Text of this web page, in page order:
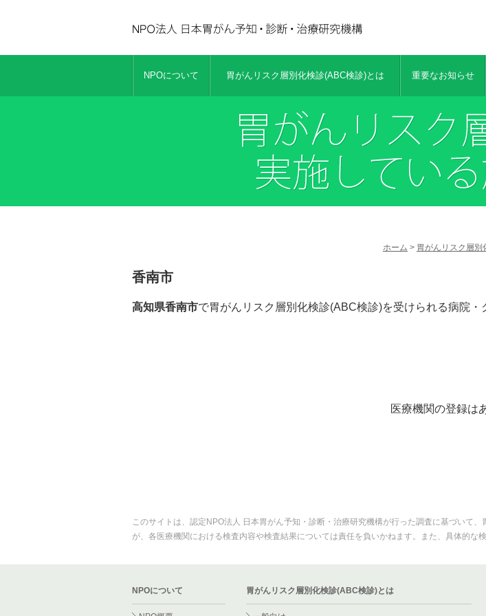
NPOについて 胃がんリスク層別化検診(ABC検診)とは 重要なお知らせ
ホーム > 胃がんリスク層
香南市
高知県香南市で胃がんリスク層別化検診(ABC検診)を受けられる病院・
医療機関の登録は
このサイトは、認定NPO法人 日本胃がん予知・診断・治療研究機構が行った調査に基づいて
が、各医療機関における検査内容や検査結果については責任を負いかねます。また、具体的な
NPOについて 胃がんリスク層別化検診(ABC検診)とは